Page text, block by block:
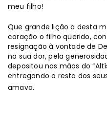
meu filho!
Que grande lição a desta
coração o filho querido,
resignação à vontade de
na sua dor, pela
depositou nas mãos do
entregando o resto dos
amava.